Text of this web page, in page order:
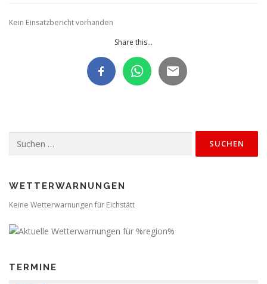
Kein Einsatzbericht vorhanden
Share this...
nach:
WETTERWARNUNGEN
Keine Wetterwarnungen für Eichstätt
TERMINE